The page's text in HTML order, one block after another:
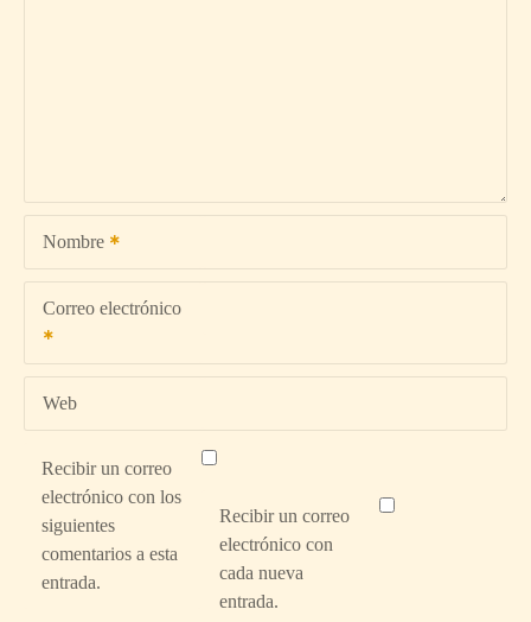
Nombre
Correo electrónico
Web
Recibir un correo
electrónico con los
siguientes
comentarios a esta
entrada.
Recibir un correo
electrónico con
cada nueva
entrada.